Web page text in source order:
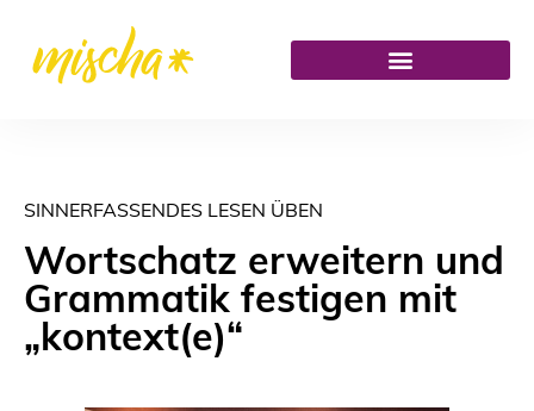
SINNERFASSENDES LESEN ÜBEN
Wortschatz erweitern und
Grammatik festigen mit
„kontext(e)“